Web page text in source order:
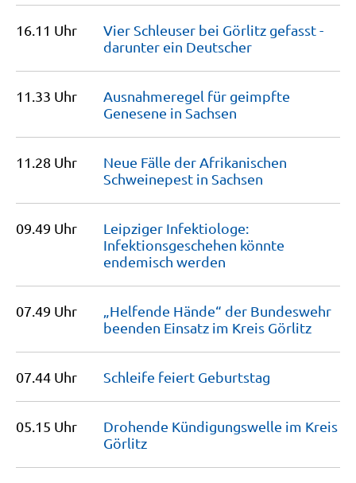
16.11 Uhr
Vier Schleuser bei Görlitz gefasst -
darunter ein Deutscher
11.33 Uhr
Ausnahmeregel für geimpfte
Genesene in Sachsen
11.28 Uhr
Neue Fälle der Afrikanischen
Schweinepest in Sachsen
09.49 Uhr
Leipziger Infektiologe:
Infektionsgeschehen könnte
endemisch werden
07.49 Uhr
„Helfende Hände“ der Bundeswehr
beenden Einsatz im Kreis Görlitz
07.44 Uhr Schleife feiert Geburtstag
05.15 Uhr
Drohende Kündigungswelle im Kreis
Görlitz